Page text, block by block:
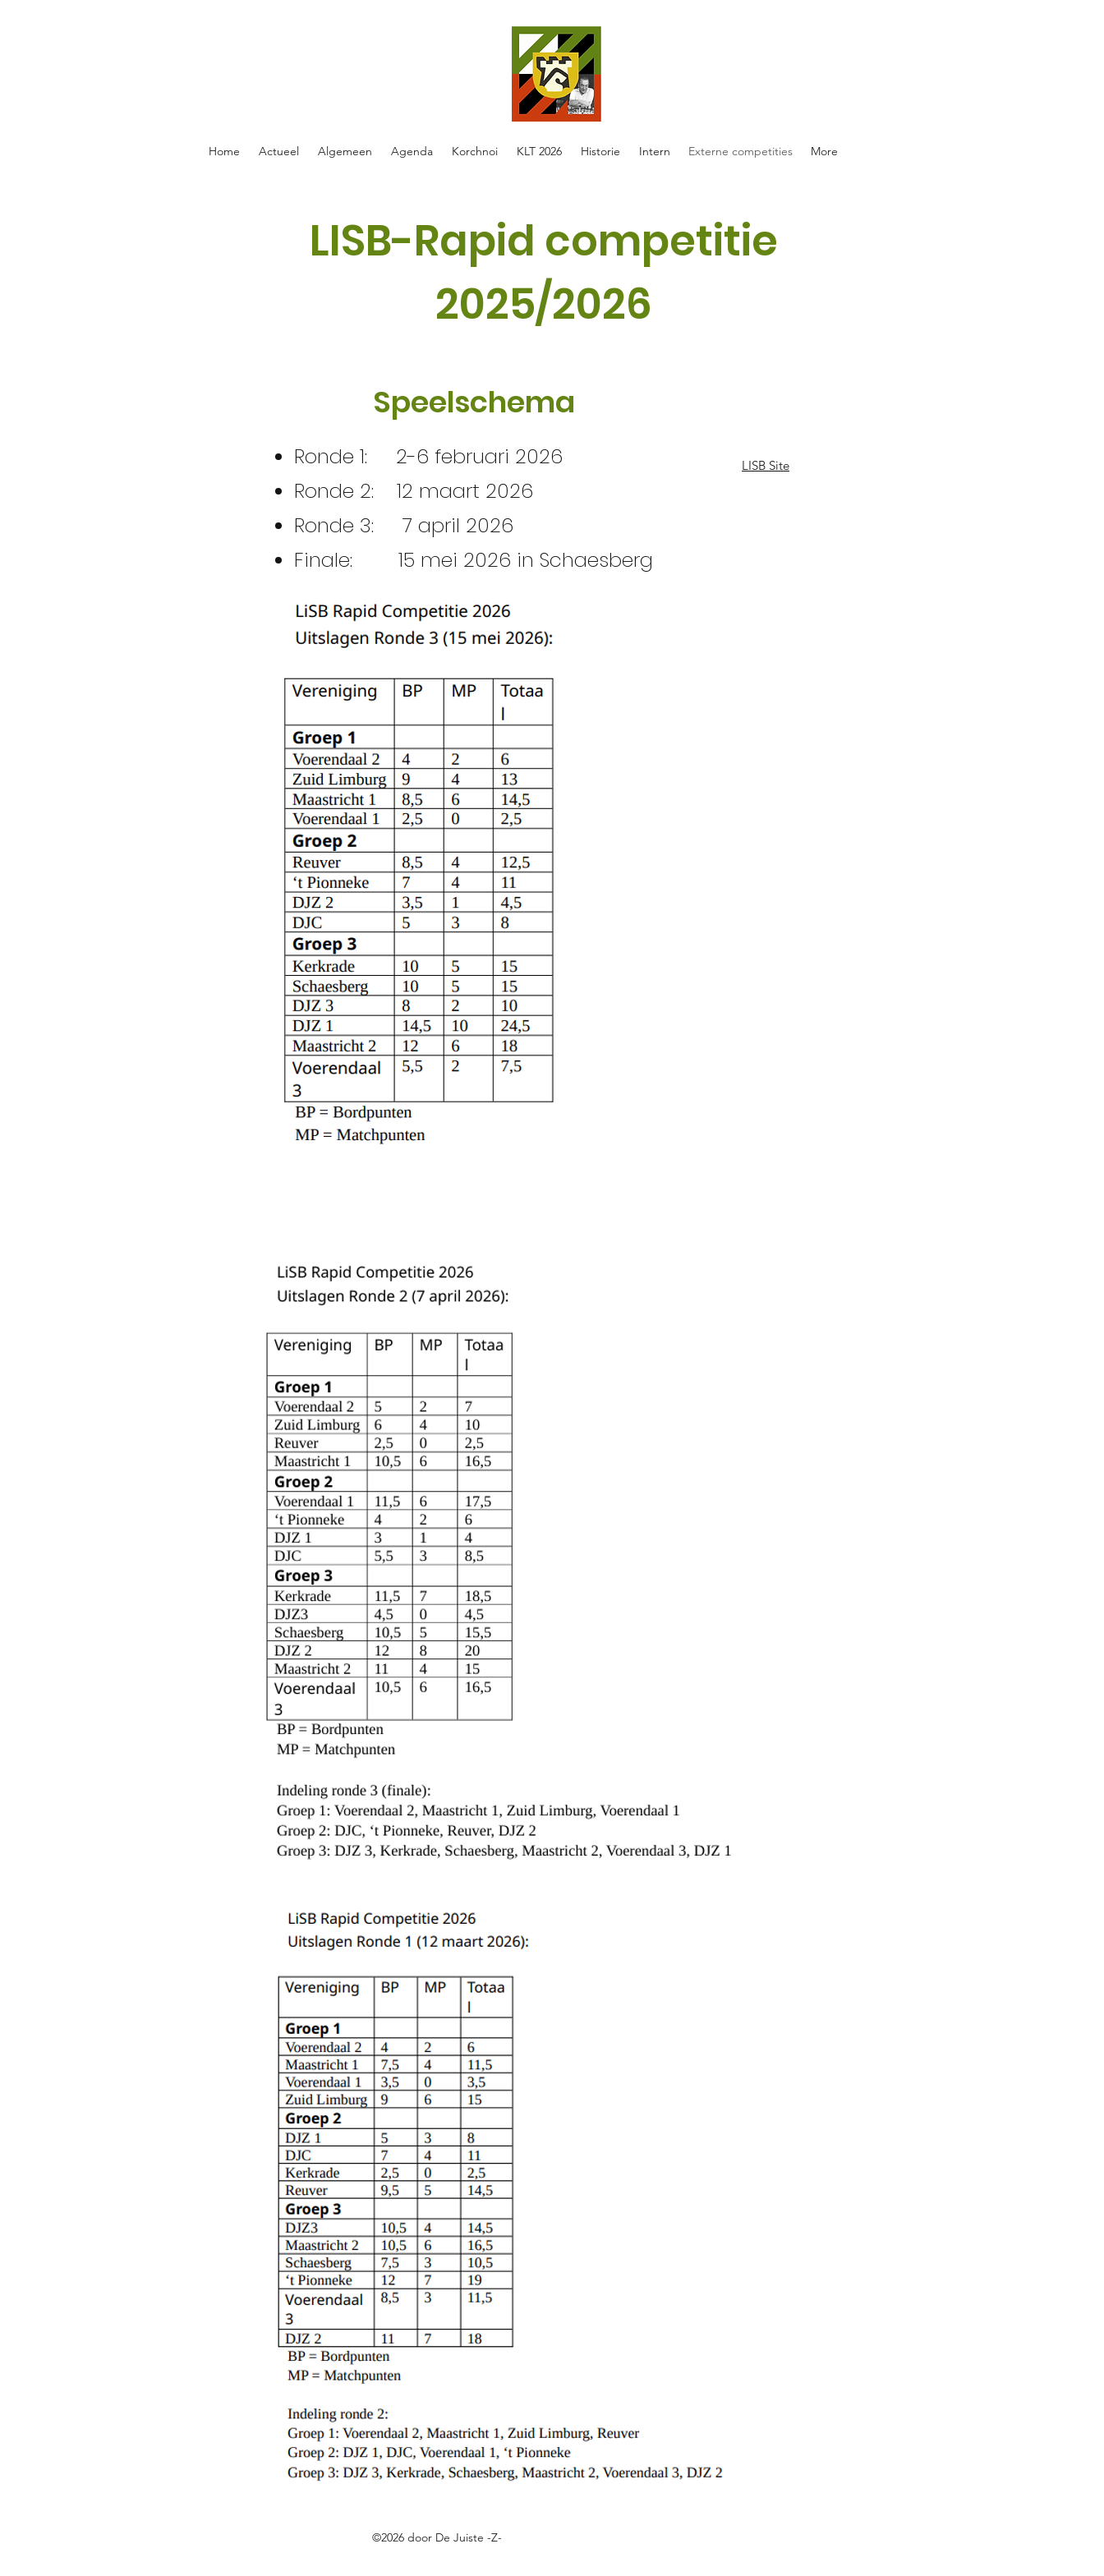
Home Actueel Algemeen Agenda Korchnoi KLT 2026 Historie Intern Externe competities More
LISB-Rapid competitie
2025/2026
Speelschema
Ronde 1: 2-6 februari 2026
Ronde 2: 12 maart 2026
Ronde 3: 7 april 2026
Finale: 15 mei 2026 in Schaesberg
LISB Site
©2026 door De Juiste -Z-